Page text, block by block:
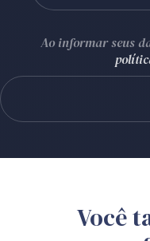
Ao informar seus
Você